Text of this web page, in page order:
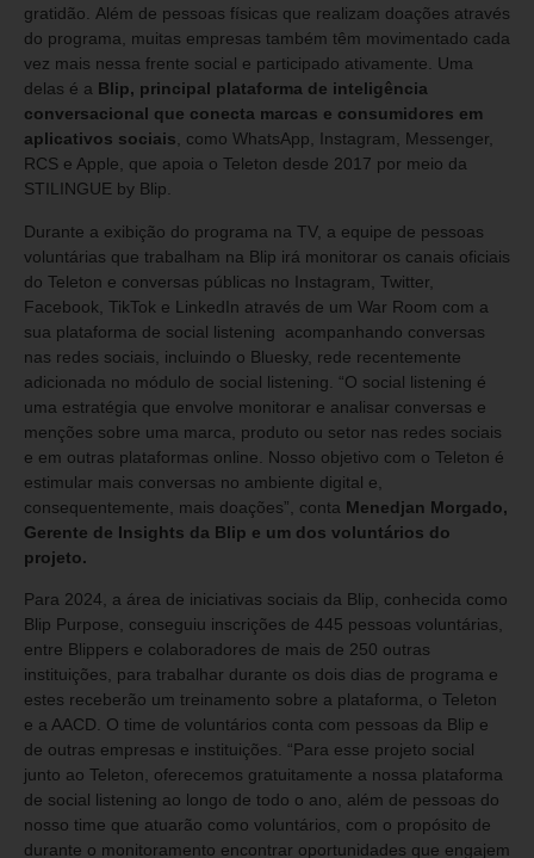
gratidão. Além de pessoas físicas que realizam doações através
do programa, muitas empresas também têm movimentado cada
vez mais nessa frente social e participado ativamente. Uma
delas é a Blip, principal plataforma de inteligência
conversacional que conecta marcas e consumidores em
aplicativos sociais, como WhatsApp, Instagram, Messenger,
RCS e Apple, que apoia o Teleton desde 2017 por meio da
STILINGUE by Blip.
Durante a exibição do programa na TV, a equipe de pessoas
voluntárias que trabalham na Blip irá monitorar os canais oficiais
do Teleton e conversas públicas no Instagram, Twitter,
Facebook, TikTok e LinkedIn através de um War Room com a
sua plataforma de social listening acompanhando conversas
nas redes sociais, incluindo o Bluesky, rede recentemente
adicionada no módulo de social listening. “O social listening é
uma estratégia que envolve monitorar e analisar conversas e
menções sobre uma marca, produto ou setor nas redes sociais
e em outras plataformas online. Nosso objetivo com o Teleton é
estimular mais conversas no ambiente digital e,
consequentemente, mais doações”, conta Menedjan Morgado,
Gerente de Insights da Blip e um dos voluntários do
projeto.
Para 2024, a área de iniciativas sociais da Blip, conhecida como
Blip Purpose, conseguiu inscrições de 445 pessoas voluntárias,
entre Blippers e colaboradores de mais de 250 outras
instituições, para trabalhar durante os dois dias de programa e
estes receberão um treinamento sobre a plataforma, o Teleton
e a AACD. O time de voluntários conta com pessoas da Blip e
de outras empresas e instituições. “Para esse projeto social
junto ao Teleton, oferecemos gratuitamente a nossa plataforma
de social listening ao longo de todo o ano, além de pessoas do
nosso time que atuarão como voluntários, com o propósito de
durante o monitoramento encontrar oportunidades que engajem